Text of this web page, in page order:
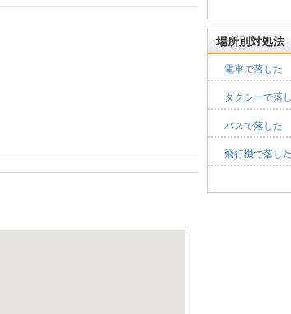
場所別対処法
電車で落した
タクシーで落
バスで落した
飛行機で落した